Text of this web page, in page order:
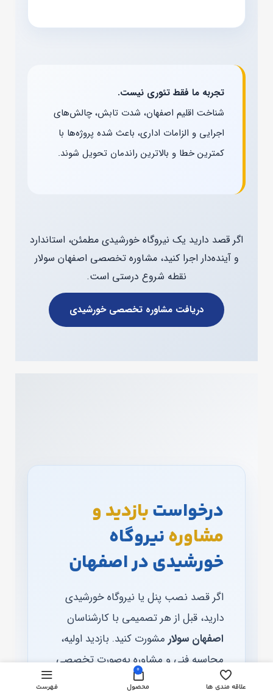
تجربه ما فقط تئوری نیست.
شناخت اقلیم اصفهان، شدت تابش، چالش‌های
اجرایی و الزامات اداری، باعث شده پروژه‌ها با
کمترین خطا و بالاترین راندمان تحویل شوند.
اگر قصد دارید یک نیروگاه خورشیدی مطمئن، استاندارد
و آینده‌دار اجرا کنید، مشاوره تخصصی اصفهان سولار
نقطه شروع درستی است.
دریافت مشاوره تخصصی خورشیدی
درخواستبازدید و
مشاورهنیروگاه
خورشیدی در اصفهان
اگر قصد نصب پنل یا نیروگاه خورشیدی
دارید، قبل از هر تصمیمی با کارشناسان
اصفهان سولار مشورت کنید. بازدید اولیه،
محاسبه فنی و مشاوره به‌صورت تخصصی
انجام می‌شود.علاقه مندی ها
0
محصول فهرست